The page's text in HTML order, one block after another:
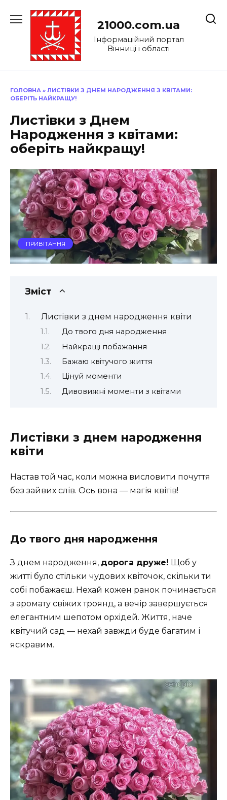
до
21000.com.ua
Інформаційний портал
Вінниці і області
ГОЛОВНА » ЛИСТІВКИ З ДНЕМ НАРОДЖЕННЯ З КВІТАМИ:
ОБЕРІТЬ НАЙКРАЩУ!
Листівки з Днем
Народження з квітами:
оберіть найкращу!
ПРИВІТАННЯ
Зміст
Листівки з днем народження квіти
До твого дня народження
Найкращі побажання
Бажаю квітучого життя
Цінуй моменти
Дивовижні моменти з квітами
Листівки з днем народження
квіти
Настав той час, коли можна висловити почуття
без зайвих слів. Ось вона — магія квітів!
До твого дня народження
З днем народження, дорога друже! Щоб у
житті було стільки чудових квіточок, скільки ти
собі побажаєш. Нехай кожен ранок починається
з аромату свіжих троянд, а вечір завершується
елегантним шепотом орхідей. Життя, наче
квітучий сад — нехай завжди буде багатим і
яскравим.